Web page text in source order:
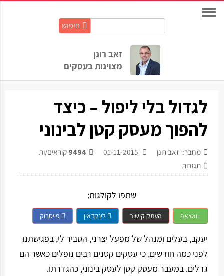
חיפוש
זאב רונן
מצוינות בעסקים
לגדול בלי ליפול – כיצד
להפוך מעסק קטן לבינוני
מחבר: זאב רונן 9494 קוראים/ות
תגובות
שתפו לקולגות:
וואצאפ העתק קישור לינקדאין פייסבוק
יעקב, בעלים ומנהל של מפעל יצרני, הסביר לי, בפגישתנו
לפני כמה חודשים, כי עסקים קטנים רבים נופלים כאשר הם
גדלים. במעבר מעסק קטן לעסק בינוני, כהגדרתו.